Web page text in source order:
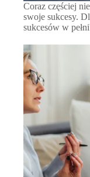
Coraz częściej
swoje sukcesy.
sukcesów w